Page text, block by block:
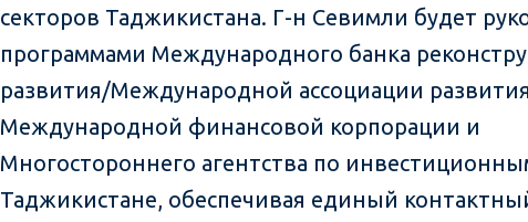
секторов Таджикистана. Г-н Севимли будет
программами Международного банка
развития/Международной ассоциации
Международной финансовой корпорации и
Многостороннего агентства по
Таджикистане, обеспечивая единый